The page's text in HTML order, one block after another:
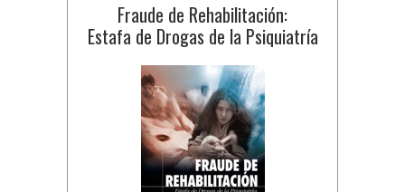
Fraude de Rehabilitación:
Estafa de Drogas de la Psiquiatría